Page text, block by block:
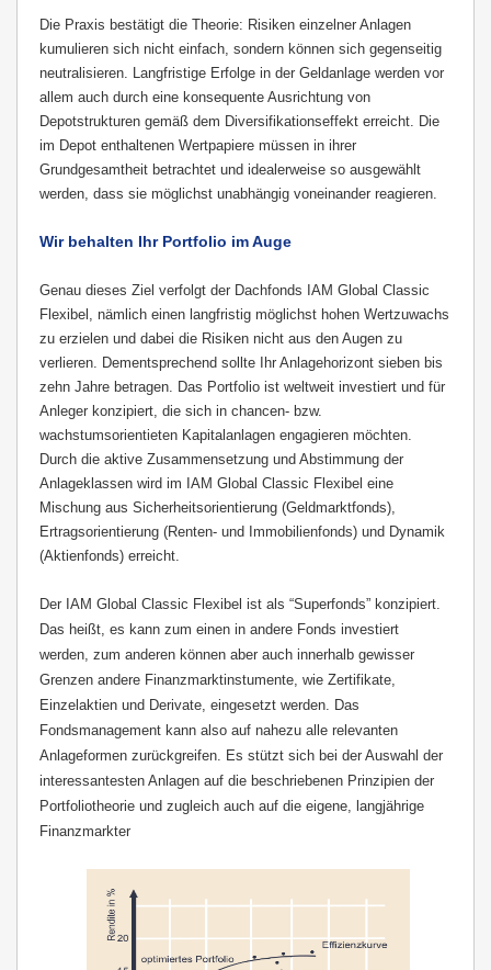
Die Praxis bestätigt die Theorie: Risiken einzelner Anlagen
kumulieren sich nicht einfach, sondern können sich gegenseitig
neutralisieren. Langfristige Erfolge in der Geldanlage werden vor
allem auch durch eine konsequente Ausrichtung von
Depotstrukturen gemäß dem Diversifikationseffekt erreicht. Die
im Depot enthaltenen Wertpapiere müssen in ihrer
Grundgesamtheit betrachtet und idealerweise so ausgewählt
werden, dass sie möglichst unabhängig voneinander reagieren.
Wir behalten Ihr Portfolio im Auge
Genau dieses Ziel verfolgt der Dachfonds IAM Global Classic
Flexibel, nämlich einen langfristig möglichst hohen Wertzuwachs
zu erzielen und dabei die Risiken nicht aus den Augen zu
verlieren. Dementsprechend sollte Ihr Anlagehorizont sieben bis
zehn Jahre betragen. Das Portfolio ist weltweit investiert und für
Anleger konzipiert, die sich in chancen- bzw.
wachstumsorientieten Kapitalanlagen engagieren möchten.
Durch die aktive Zusammensetzung und Abstimmung der
Anlageklassen wird im IAM Global Classic Flexibel eine
Mischung aus Sicherheitsorientierung (Geldmarktfonds),
Ertragsorientierung (Renten- und Immobilienfonds) und Dynamik
(Aktienfonds) erreicht.
Der IAM Global Classic Flexibel ist als “Superfonds” konzipiert.
Das heißt, es kann zum einen in andere Fonds investiert
werden, zum anderen können aber auch innerhalb gewisser
Grenzen andere Finanzmarktinstumente, wie Zertifikate,
Einzelaktien und Derivate, eingesetzt werden. Das
Fondsmanagement kann also auf nahezu alle relevanten
Anlageformen zurückgreifen. Es stützt sich bei der Auswahl der
interessantesten Anlagen auf die beschriebenen Prinzipien der
Portfoliotheorie und zugleich auch auf die eigene, langjährige
Finanzmarkter